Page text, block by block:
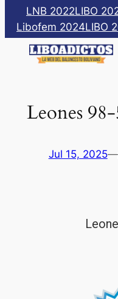
Saltar
contenido
LNB 2022LIBO
Libofem 2024LIBO
Leones
Jul 15, 2025—